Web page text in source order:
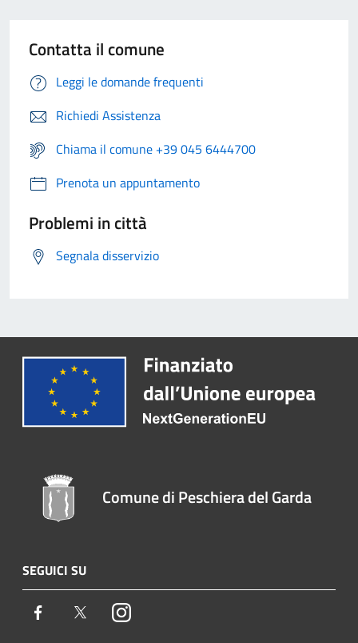
Contatta il comune
Leggi le domande frequenti
Richiedi Assistenza
Chiama il comune +39 045 6444700
Prenota un appuntamento
Problemi in città
Segnala disservizio
Comune di Peschiera del Garda
SEGUICI SU
Facebook TwitterInstagram